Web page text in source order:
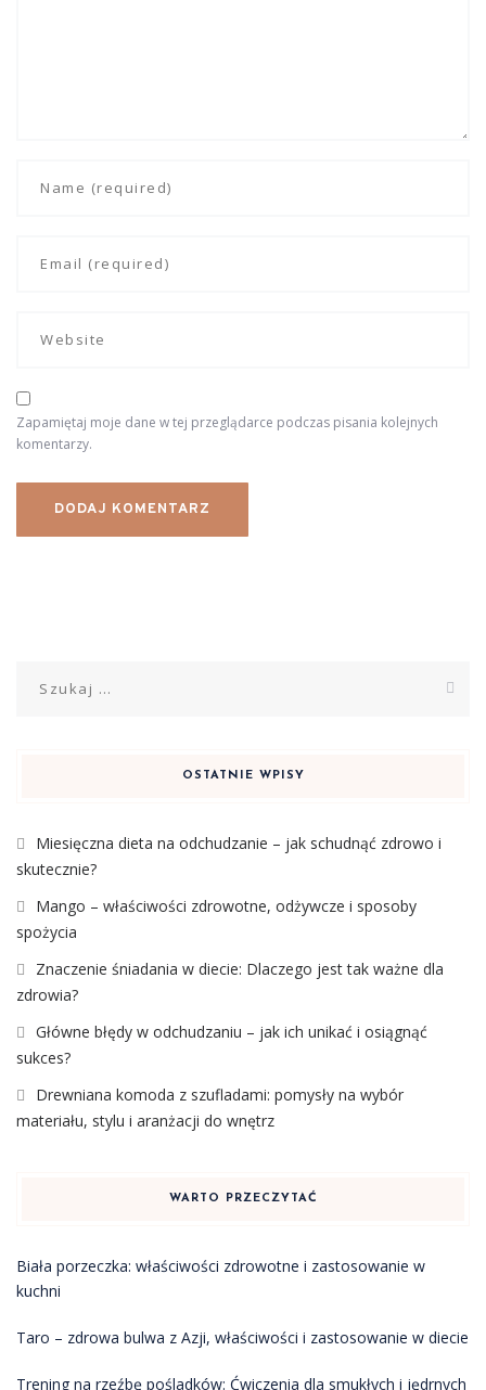
Zapamiętaj moje dane w tej przeglądarce podczas pisania kolejnych
komentarzy.
OSTATNIE WPISY
Miesięczna dieta na odchudzanie – jak schudnąć zdrowo i
skutecznie?
Mango – właściwości zdrowotne, odżywcze i sposoby
spożycia
Znaczenie śniadania w diecie: Dlaczego jest tak ważne dla
zdrowia?
Główne błędy w odchudzaniu – jak ich unikać i osiągnąć
sukces?
Drewniana komoda z szufladami: pomysły na wybór
materiału, stylu i aranżacji do wnętrz
WARTO PRZECZYTAĆ
Biała porzeczka: właściwości zdrowotne i zastosowanie w
kuchni
Taro – zdrowa bulwa z Azji, właściwości i zastosowanie w diecie
Trening na rzeźbę pośladków: Ćwiczenia dla smukłych i jędrnych